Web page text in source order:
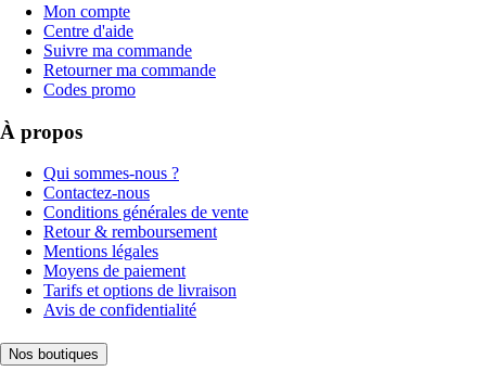
Mon compte
Centre d'aide
Suivre ma commande
Retourner ma commande
Codes promo
À propos
Qui sommes-nous ?
Contactez-nous
Conditions générales de vente
Retour & remboursement
Mentions légales
Moyens de paiement
Tarifs et options de livraison
Avis de confidentialité
Nos boutiques